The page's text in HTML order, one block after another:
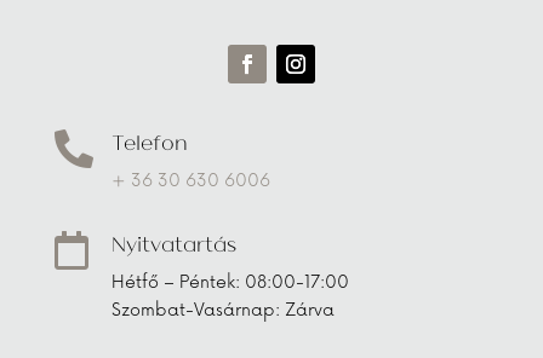
 Telefon
+ 36 30 630 6006
 Nyitvatartás
Hétfő – Péntek: 08:00-17:00
Szombat-Vasárnap: Zárva